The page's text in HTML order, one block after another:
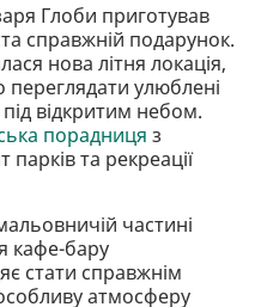
Глоби приготував
справжній подарунок.
нова літня локація,
улюблені
відкритим небом.
порадниця з
та рекреації
частині
кафе-бару
стати справжнім
атмосферу